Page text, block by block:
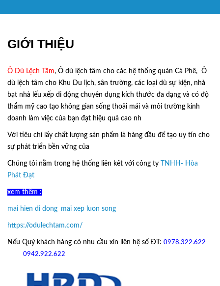
GIỚI THIỆU
Ô Dù Lệch Tâm, Ô dù lệch tâm cho các hệ thống quán Cà Phê, Ô
dù lệch tâm cho Khu Du lịch, sân trường, các loại dù sự kiện, nhà
bạt nhà lếu xếp di động chuyên dụng kích thước đa dạng và có độ
thẩm mỹ cao tạo không gian sống thoải mái và môi trường kinh
doanh làm việc của bạn đạt hiệu quả cao nh
Với tiêu chí lấy chất lượng sản phẩm là hàng đầu để tạo uy tín cho
sự phát triển bền vững của
Chúng tôi nằm trong hệ thống liên kêt với công ty TNHH- Hòa
Phát Đạt
xem thêm :
mai hien di dong mai xep luon song
https://odulechtam.com/
Nếu Quý khách hàng có nhu cầu xin liên hệ số ĐT: 0978.322.622
0942.922.622